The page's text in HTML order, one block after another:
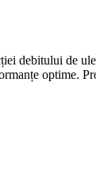
debitului de
optime.